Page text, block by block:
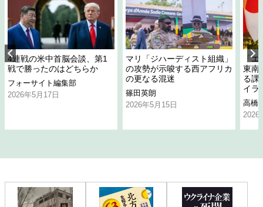
4連戦の米中首脳会談、第1
戦で勝ったのはどちらか
フォーサイト編集部
2026年5月17日
マリ「ジハーディスト組織」
の攻勢が示唆する西アフリカ
の更なる混迷
篠田英朗
2026年5月15日
「
東南
る課
イラ
高橋
2026